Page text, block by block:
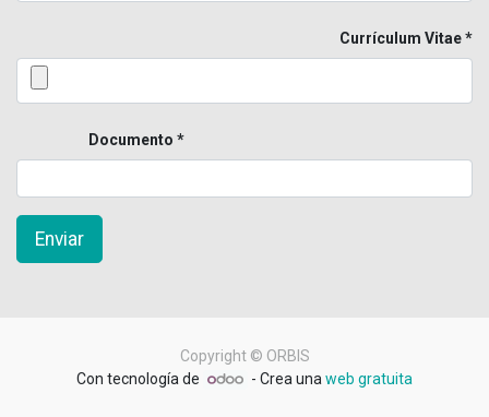
Currículum Vitae
Documento
Enviar
Copyright © ORBIS
Con tecnología de
- Crea una web gratuita